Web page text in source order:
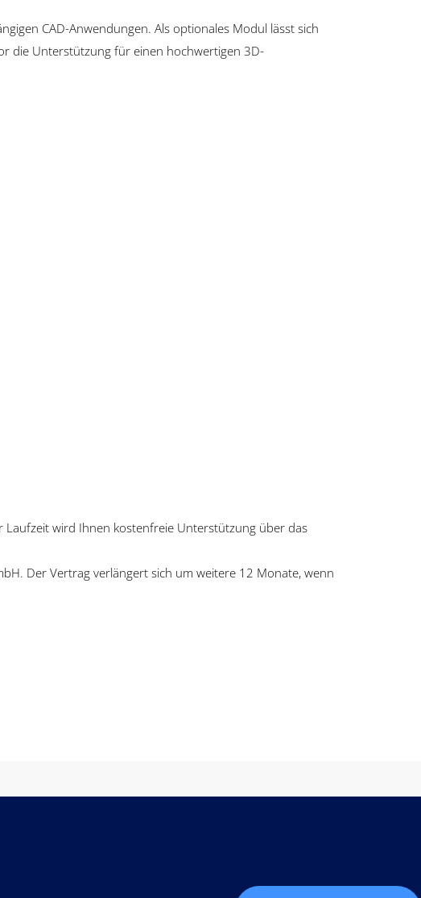
CAD-Anwendungen. Als optionales Modul lässt sich
die Unterstützung für einen hochwertigen 3D-
Laufzeit wird Ihnen kostenfreie Unterstützung über das
Der Vertrag verlängert sich um weitere 12 Monate, wenn